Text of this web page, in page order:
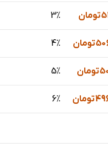
تومان 3%
تومان 4%
تومان 5%
تومان 6%